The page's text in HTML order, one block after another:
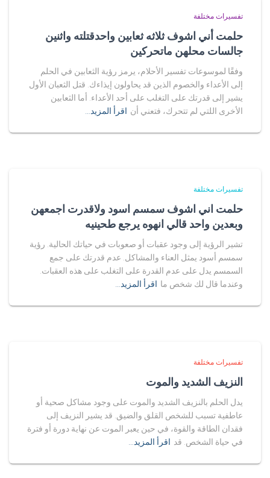
تفسيرات مختلفة
حلمت أني اشوف ثلاثه ثعابين واحدقتلته واثنين
جالسات محلهن ماتحركين
وفقًا لموسوعات تفسير الأحلام، يرمز رؤية الثعابين في الحلم
إلى الأعداء والخصوم الذين قد يحاولون إيذاءك. قتل الثعبان الأول
يشير إلى قدرتك على التغلب على أحد الأعداء. أما الثعابين
الأخرى اللتي لم تتحرك، فتعني أن اقرأ المزيد…
تفسيرات مختلفة
حلمت اني اشوف سمسم اسود ولاقدرت اجمعهن
وبعدين واحد قالي انهوه يرجع طحينيه
تشير الرؤية إلى وجود عقبات أو صعوبات في حياتك الحالية. رؤية
سمسم أسود يمثل العناء والمشاكل. عدم قدرتك على جمع
السمسم يدل على عدم القدرة على التغلب على هذه العقبات.
وعندما قال لك شخص ما اقرأ المزيد…
تفسيرات مختلفة
النزيف الشديد والموت
يدل الحلم بالنزيف الشديد والموت على وجود مشاكل صحية أو
عاطفية تسبب للشخص القلق والضيق. قد يشير النزيف إلى
فقدان الطاقة والقوة، في حين يعبر الموت عن نهاية دورة أو فترة
في حياة الشخص. قد اقرأ المزيد…